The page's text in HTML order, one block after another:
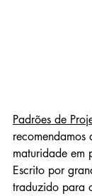
Padrões de
maturidade em
Escrito por
traduzido para